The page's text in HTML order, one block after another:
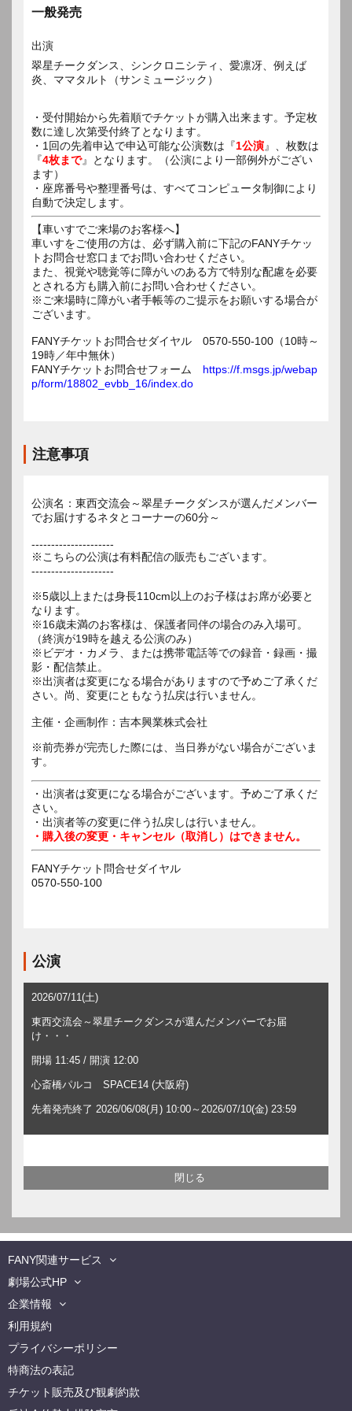
一般発売
出演
翠星チークダンス、シンクロニシティ、愛凛冴、例えば
炎、ママタルト（サンミュージック）
・受付開始から先着順でチケットが購入出来ます。予定枚
数に達し次第受付終了となります。
・1回の先着申込で申込可能な公演数は『1公演』、枚数は
『4枚まで』となります。（公演により一部例外がござい
ます）
・座席番号や整理番号は、すべてコンピュータ制御により
自動で決定します。
【車いすでご来場のお客様へ】
車いすをご使用の方は、必ず購入前に下記のFANYチケッ
トお問合せ窓口までお問い合わせください。
また、視覚や聴覚等に障がいのある方で特別な配慮を必要
とされる方も購入前にお問い合わせください。
※ご来場時に障がい者手帳等のご提示をお願いする場合が
ございます。
FANYチケットお問合せダイヤル 0570-550-100（10時～
19時／年中無休）
FANYチケットお問合せフォーム https://f.msgs.jp/webap
p/form/18802_evbb_16/index.do
注意事項
公演名：東西交流会～翠星チークダンスが選んだメンバー
でお届けするネタとコーナーの60分～
---------------------
※こちらの公演は有料配信の販売もございます。
---------------------
※5歳以上または身長110cm以上のお子様はお席が必要と
なります。
※16歳未満のお客様は、保護者同伴の場合のみ入場可。
（終演が19時を越える公演のみ）
※ビデオ・カメラ、または携帯電話等での録音・録画・撮
影・配信禁止。
※出演者は変更になる場合がありますので予めご了承くだ
さい。尚、変更にともなう払戻は行いません。
主催・企画制作：吉本興業株式会社
※前売券が完売した際には、当日券がない場合がございま
す。
・出演者は変更になる場合がございます。予めご了承くだ
さい。
・出演者等の変更に伴う払戻しは行いません。
・購入後の変更・キャンセル（取消し）はできません。
FANYチケット問合せダイヤル
0570-550-100
公演
2026/07/11(土)
東西交流会～翠星チークダンスが選んだメンバーでお届
け・・・
開場 11:45 / 開演 12:00
心斎橋パルコ SPACE14 (大阪府)
先着発売終了 2026/06/08(月) 10:00～2026/07/10(金) 23:59
FANY関連サービス
劇場公式HP
企業情報
利用規約
プライバシーポリシー
特商法の表記
チケット販売及び観劇約款